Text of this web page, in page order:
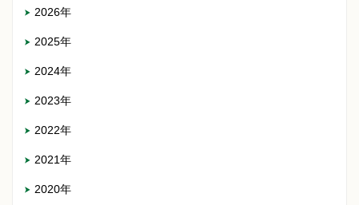
2026年
2025年
2024年
2023年
2022年
2021年
2020年